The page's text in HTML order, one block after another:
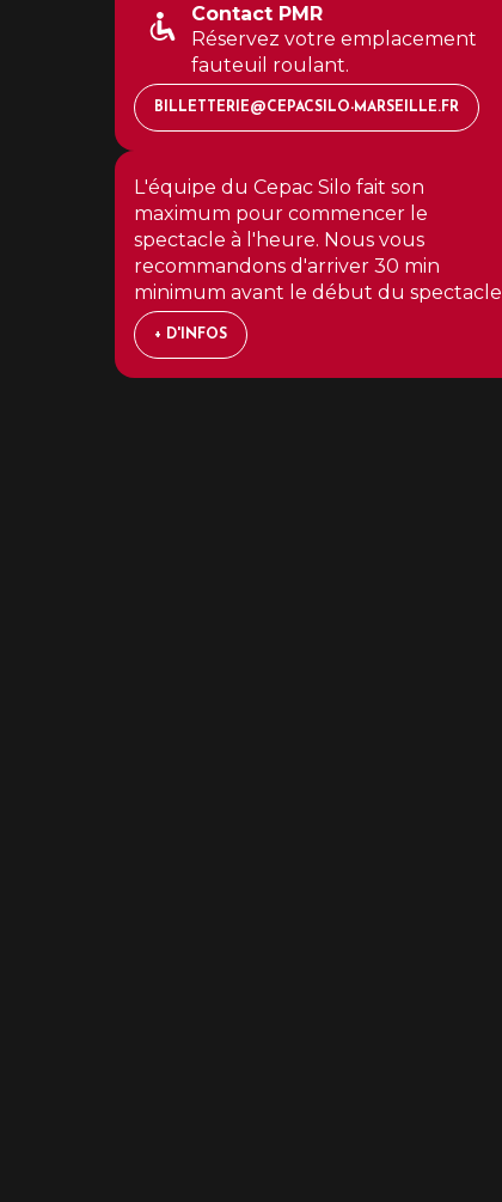
Contact PMR
Réservez votre emplacement
fauteuil roulant.
BILLETTERIE@CEPACSILO-MARSEILLE.FR
L'équipe du Cepac Silo fait son
maximum pour commencer le
spectacle à l'heure. Nous vous
recommandons d'arriver 30 min
minimum avant le début du spectacle
+ D'INFOS